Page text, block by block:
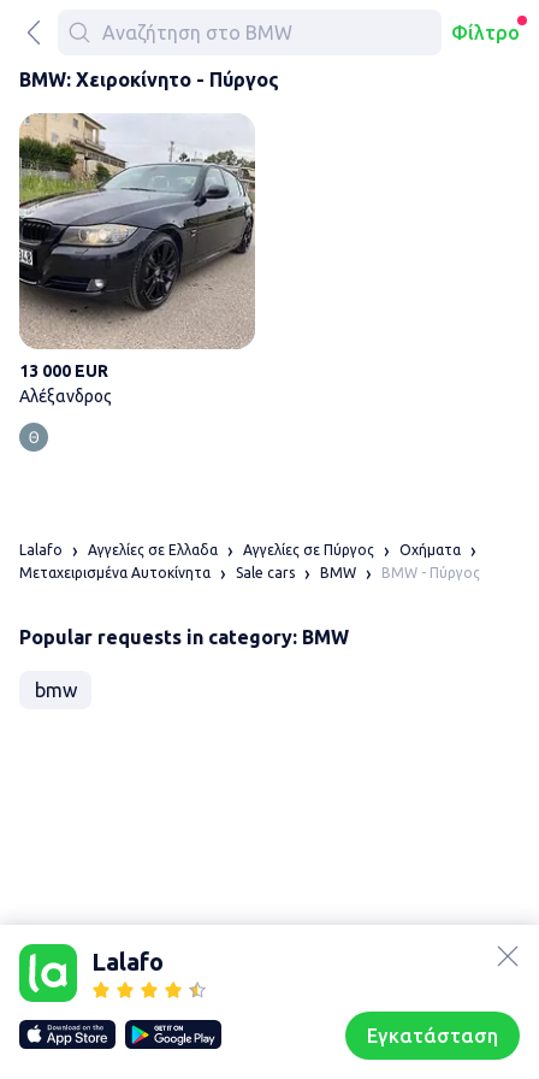
Φίλτρο
BMW: Χειροκίνητο - Πύργος
13 000 EUR
Αλέξανδρος
Lalafo
Εγκατάσταση
Lalafo Αγγελίες σε Ελλαδα Αγγελίες σε Πύργος
Οχήματα
Μεταχειρισμένα Αυτοκίνητα
Sale cars BMW BMW - Πύργος
Popular requests in category: BMW
bmw
Our websites
lalafo.kg
lalafo.rs
lalafo.pl
Sitemap
Χάρτης
Συζητήσεις Προφίλ